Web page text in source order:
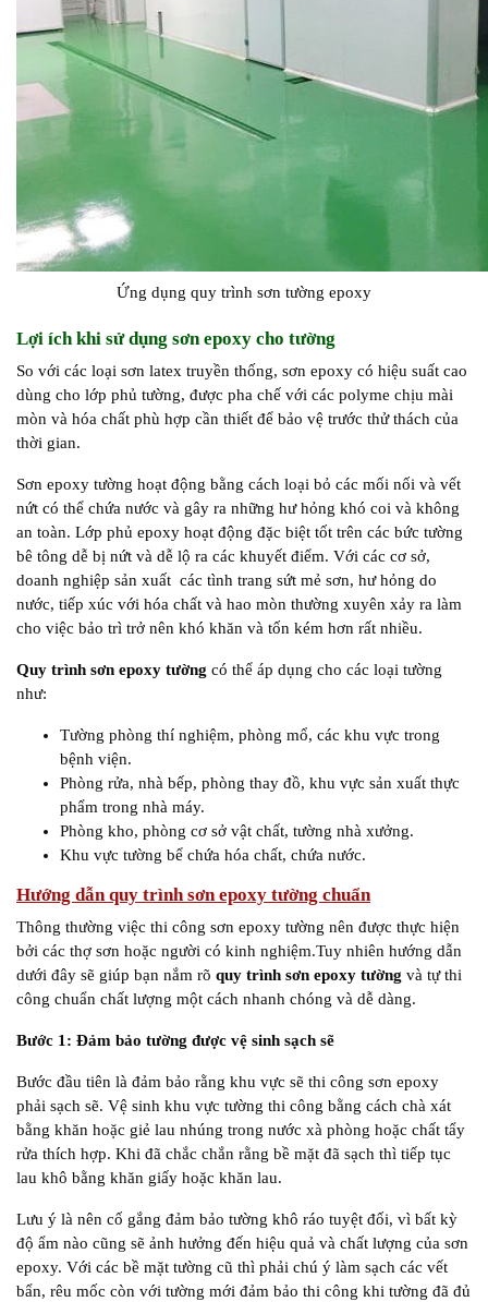
Ứng dụng quy trình sơn tường epoxy
Lợi ích khi sử dụng sơn epoxy cho tường
So với các loại sơn latex truyền thống, sơn epoxy có hiệu suất cao
dùng cho lớp phủ tường, được pha chế với các polyme chịu mài
mòn và hóa chất phù hợp cần thiết để bảo vệ trước thử thách của
thời gian.
Sơn epoxy tường hoạt động bằng cách loại bỏ các mối nối và vết
nứt có thể chứa nước và gây ra những hư hỏng khó coi và không
an toàn. Lớp phủ epoxy hoạt động đặc biệt tốt trên các bức tường
bê tông dễ bị nứt và dễ lộ ra các khuyết điểm. Với các cơ sở,
doanh nghiệp sản xuất các tình trang sứt mẻ sơn, hư hỏng do
nước, tiếp xúc với hóa chất và hao mòn thường xuyên xảy ra làm
cho việc bảo trì trở nên khó khăn và tốn kém hơn rất nhiều.
Quy trình sơn epoxy tường có thể áp dụng cho các loại tường
như:
Tường phòng thí nghiệm, phòng mổ, các khu vực trong
bệnh viện.
Phòng rửa, nhà bếp, phòng thay đồ, khu vực sản xuất thực
phẩm trong nhà máy.
Phòng kho, phòng cơ sở vật chất, tường nhà xưởng.
Khu vực tường bể chứa hóa chất, chứa nước.
Hướng dẫn quy trình sơn epoxy tường chuẩn
Thông thường việc thi công sơn epoxy tường nên được thực hiện
bởi các thợ sơn hoặc người có kinh nghiệm.Tuy nhiên hướng dẫn
dưới đây sẽ giúp bạn nắm rõ quy trình sơn epoxy tường và tự thi
công chuẩn chất lượng một cách nhanh chóng và dễ dàng.
Bước 1: Đảm bảo tường được vệ sinh sạch sẽ
Bước đầu tiên là đảm bảo rằng khu vực sẽ thi công sơn epoxy
phải sạch sẽ. Vệ sinh khu vực tường thi công bằng cách chà xát
bằng khăn hoặc giẻ lau nhúng trong nước xà phòng hoặc chất tẩy
rửa thích hợp. Khi đã chắc chắn rằng bề mặt đã sạch thì tiếp tục
lau khô bằng khăn giấy hoặc khăn lau.
Lưu ý là nên cố gắng đảm bảo tường khô ráo tuyệt đối, vì bất kỳ
độ ẩm nào cũng sẽ ảnh hưởng đến hiệu quả và chất lượng của sơn
epoxy. Với các bề mặt tường cũ thì phải chú ý làm sạch các vết
bẩn, rêu mốc còn với tường mới đảm bảo thi công khi tường đã đủ